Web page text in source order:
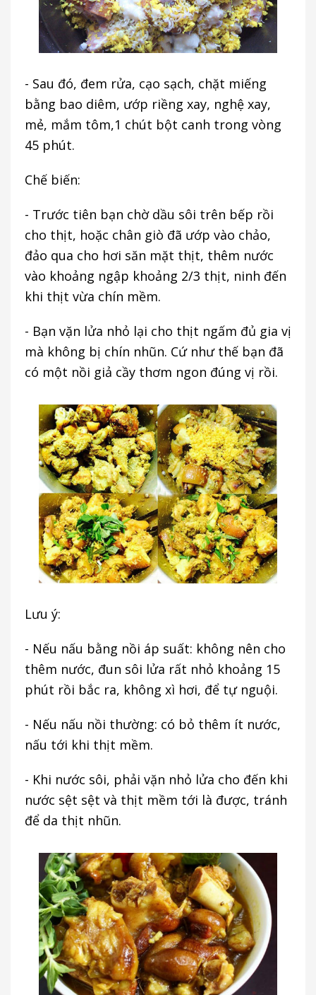
- Sau đó, đem rửa, cạo sạch, chặt miếng
bằng bao diêm, ướp riềng xay, nghệ xay,
mẻ, mắm tôm,1 chút bột canh trong vòng
45 phút.
Chế biến:
- Trước tiên bạn chờ dầu sôi trên bếp rồi
cho thịt, hoặc chân giò đã ướp vào chảo,
đảo qua cho hơi săn mặt thịt, thêm nước
vào khoảng ngập khoảng 2/3 thịt, ninh đến
khi thịt vừa chín mềm.
- Bạn vặn lửa nhỏ lại cho thịt ngấm đủ gia vị
mà không bị chín nhũn. Cứ như thế bạn đã
có một nồi giả cầy thơm ngon đúng vị rồi.
Lưu ý:
- Nếu nấu bằng nồi áp suất: không nên cho
thêm nước, đun sôi lửa rất nhỏ khoảng 15
phút rồi bắc ra, không xì hơi, để tự nguội.
- Nếu nấu nồi thường: có bỏ thêm ít nước,
nấu tới khi thịt mềm.
- Khi nước sôi, phải vặn nhỏ lửa cho đến khi
nước sệt sệt và thịt mềm tới là được, tránh
để da thịt nhũn.